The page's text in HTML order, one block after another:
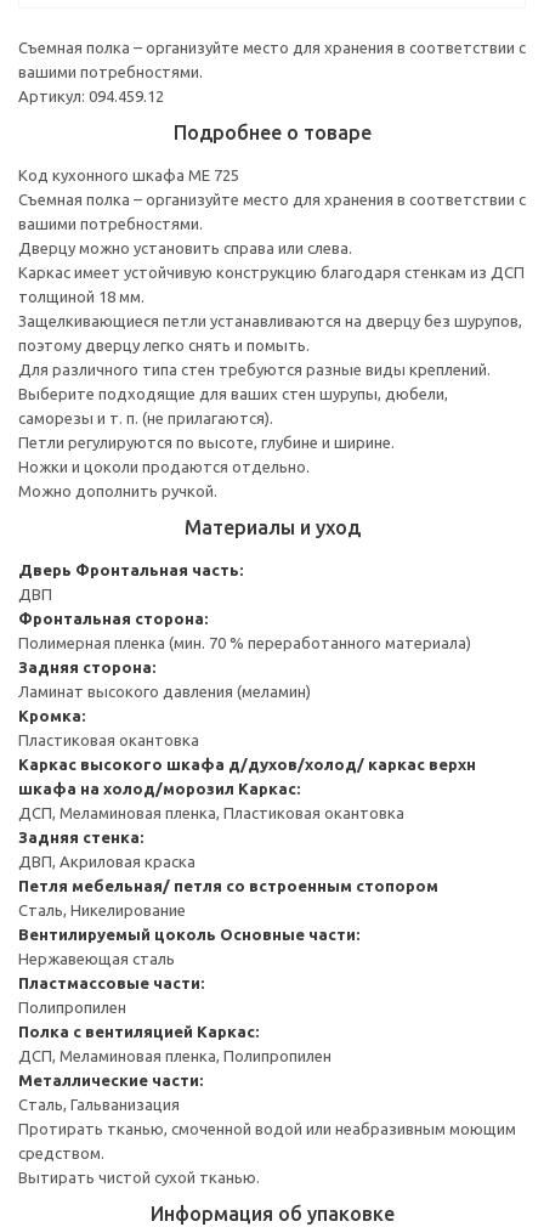
Съемная полка – организуйте место для хранения в соответствии с
вашими потребностями.
Артикул: 094.459.12
Подробнее о товаре
Код кухонного шкафа ME 725
Съемная полка – организуйте место для хранения в соответствии с
вашими потребностями.
Дверцу можно установить справа или слева.
Каркас имеет устойчивую конструкцию благодаря стенкам из ДСП
толщиной 18 мм.
Защелкивающиеся петли устанавливаются на дверцу без шурупов,
поэтому дверцу легко снять и помыть.
Для различного типа стен требуются разные виды креплений.
Выберите подходящие для ваших стен шурупы, дюбели,
саморезы и т. п. (не прилагаются).
Петли регулируются по высоте, глубине и ширине.
Ножки и цоколи продаются отдельно.
Можно дополнить ручкой.
Материалы и уход
Дверь Фронтальная часть:
ДВП
Фронтальная сторона:
Полимерная пленка (мин. 70 % переработанного материала)
Задняя сторона:
Ламинат высокого давления (меламин)
Кромка:
Пластиковая окантовка
Каркас высокого шкафа д/духов/холод/ каркас верхн
шкафа на холод/морозил Каркас:
ДСП, Меламиновая пленка, Пластиковая окантовка
Задняя стенка:
ДВП, Акриловая краска
Петля мебельная/ петля со встроенным стопором
Сталь, Никелирование
Вентилируемый цоколь Основные части:
Нержавеющая сталь
Пластмассовые части:
Полипропилен
Полка с вентиляцией Каркас:
ДСП, Меламиновая пленка, Полипропилен
Металлические части:
Сталь, Гальванизация
Протирать тканью, смоченной водой или неабразивным моющим
средством.
Вытирать чистой сухой тканью.
Информация об упаковке